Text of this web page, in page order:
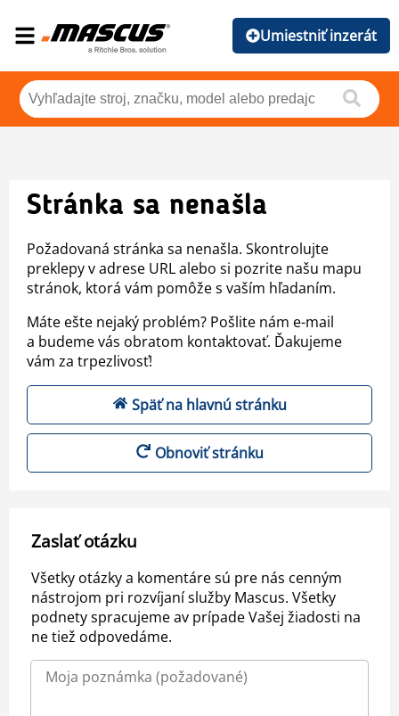
Umiestniť inzerát
Stránka sa nenašla
Požadovaná stránka sa nenašla. Skontrolujte
preklepy v adrese URL alebo si pozrite našu mapu
stránok, ktorá vám pomôže s vaším hľadaním.
Máte ešte nejaký problém? Pošlite nám e-mail
a budeme vás obratom kontaktovať. Ďakujeme
vám za trpezlivosť!
Späť na hlavnú stránku
Obnoviť stránku
Zaslať otázku
Všetky otázky a komentáre sú pre nás cenným
nástrojom pri rozvíjaní služby Mascus. Všetky
podnety spracujeme av prípade Vašej žiadosti na
ne tiež odpovedáme.